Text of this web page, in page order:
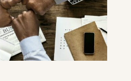
Rechner